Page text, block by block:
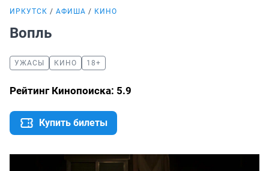
ИРКУТСК АФИША КИНО
Вопль
УЖАСЫ КИНО 18+
Рейтинг Кинопоиска: 5.9
Купить билеты